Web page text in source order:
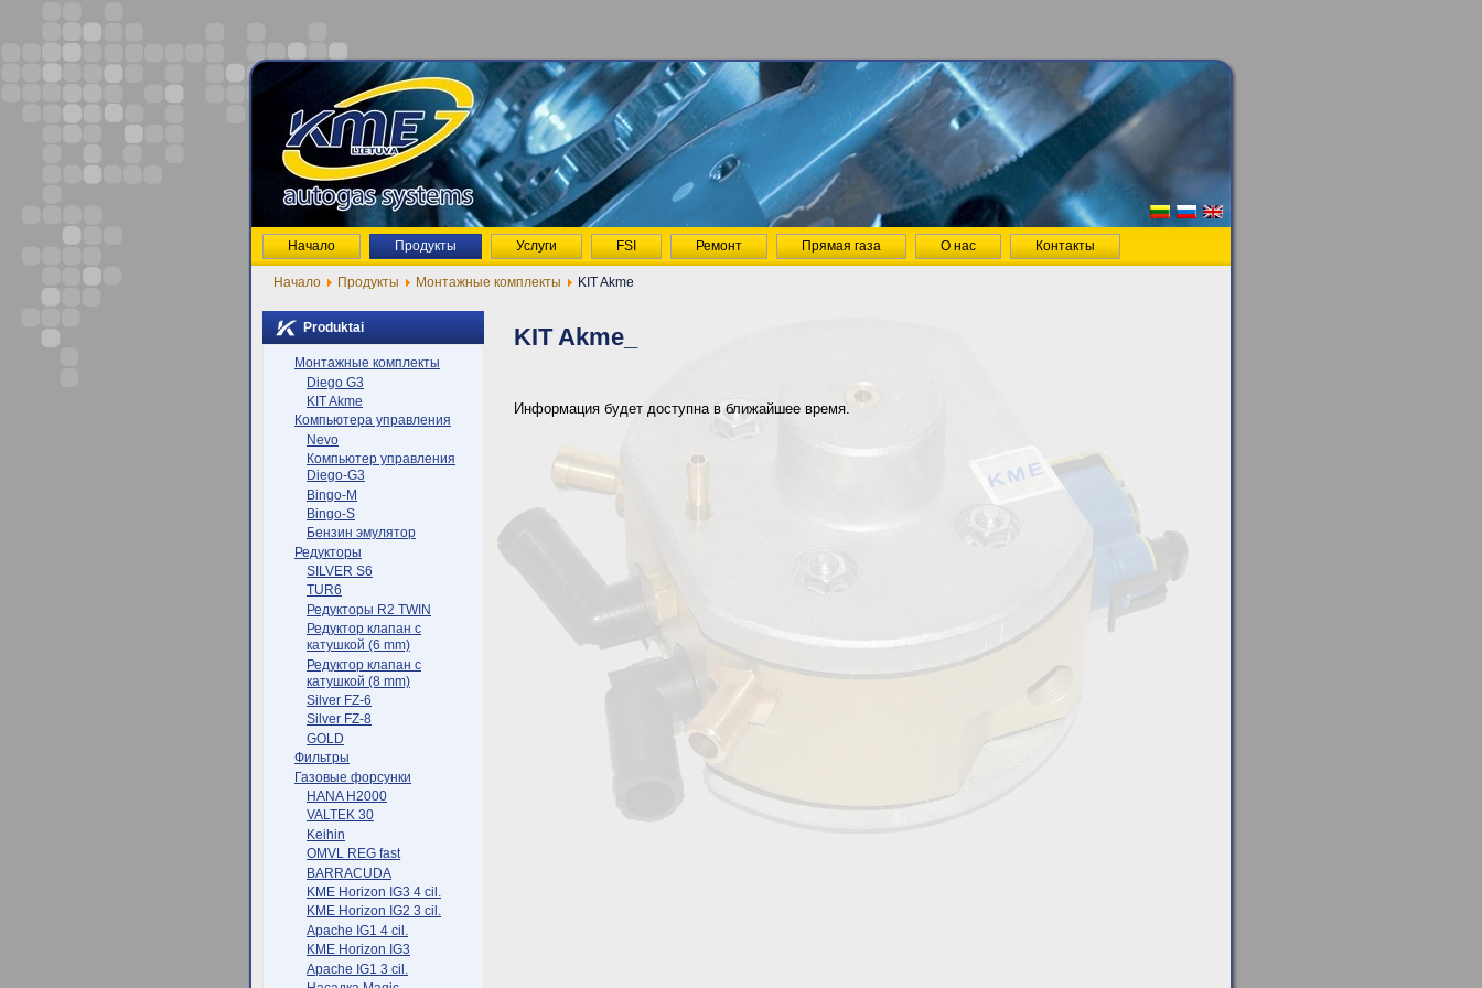
Начало Продукты Услуги FSI Ремонт Прямая газа О нас Контакты
Начало Продукты Монтажные комплекты KIT Akme
Produktai
Монтажные комплекты
Diego G3
KIT Akme
Компьютера управления
Nevo
Компьютер управления
Diego-G3
Bingo-M
Bingo-S
Бензин эмулятор
Редукторы
SILVER S6
TUR6
Редукторы R2 TWIN
Редуктор клапан с
катушкой (6 mm)
Редуктор клапан с
катушкой (8 mm)
Silver FZ-6
Silver FZ-8
GOLD
Фильтры
Газовые форсунки
HANA H2000
VALTEK 30
Keihin
OMVL REG fast
BARRACUDA
KME Horizon IG3 4 cil.
KME Horizon IG2 3 cil.
Apache IG1 4 cil.
KME Horizon IG3
Apache IG1 3 cil.
KIT Akme_
Информация будет доступна в ближайшее время.